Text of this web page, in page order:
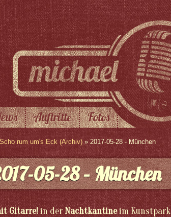
Auftritte Fotos
Scho rum um's Eck (Archiv)» 2017-05-28 - München
05-28 – München
Gitarre!in derNachtkantineim Kunstpark